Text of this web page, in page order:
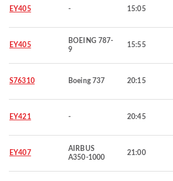
EY405 - 15:05
EY405
BOEING 787-
9
15:55
S76310 Boeing 737 20:15
EY421 - 20:45
EY407
AIRBUS
A350-1000
21:00